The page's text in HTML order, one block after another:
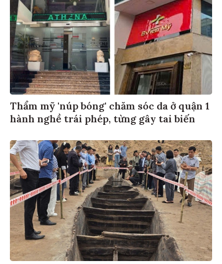
Thẩm mỹ 'núp bóng' chăm sóc da ở quận 1
hành nghề trái phép, từng gây tai biến